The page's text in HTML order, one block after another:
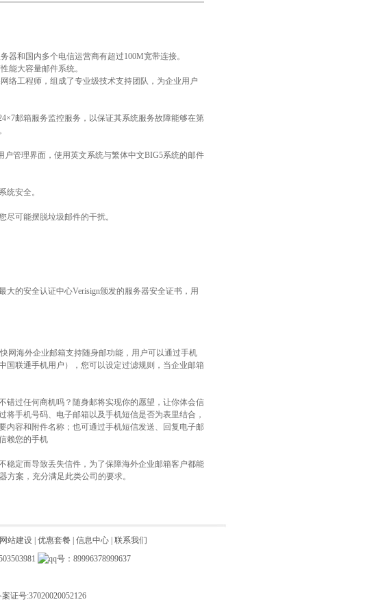
和国内多个电信运营商有超过100M宽带连接。
能大容量邮件系统。
络工程师，组成了专业级技术支持团队，为企业用户
邮箱服务监控服务，以保证其系统服务故障能够在第
管理界面，使用英文系统与繁体中文BIG5系统的邮件
统安全。
可能摆脱垃圾邮件的干扰。
的安全认证中心Verisign颁发的服务器安全证书，用
网海外企业邮箱支持随身邮功能，用户可以通过手机
国联通手机用户），您可以设定过滤规则，当企业邮箱
过任何商机吗？随身邮将实现你的愿望，让你体会信
手机号码、电子邮箱以及手机短信是否为表里结合，
内容和附件名称；也可通过手机短信发送、回复电子邮
赖您的手机
定而导致丢失信件，为了保障海外企业邮箱客户都能
方案，充分满足此类公司的要求。
网站建设 优惠套餐 信息中心 联系我们
8999637
案证号:37020020052126